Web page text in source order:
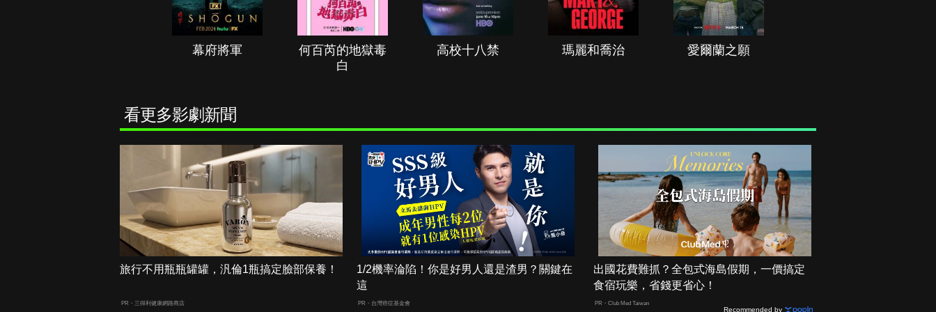
幕府將軍
何百芮的地獄毒
白
高校十八禁 瑪麗和喬治 愛爾蘭之願
看更多影劇新聞
旅行不用瓶瓶罐罐，汎倫1瓶搞定臉部保養！
PR・三得利健康網路商店
1/2機率淪陷！你是好男人還是渣男？關鍵在
這
PR・台灣癌症基金會
出國花費難抓？全包式海島假期，一價搞定
食宿玩樂，省錢更省心！
PR・Club Med Taiwan
Recommended by